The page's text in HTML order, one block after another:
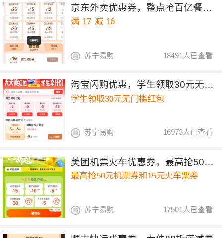
京东外卖优惠券，整点抢百亿餐补17-16券
满 17 减 16
18491人已查看
苏宁易购
淘宝闪购优惠，学生领取30元无门槛红包
学生领取30元无门槛红包
16973人已查看
苏宁易购
美团机票火车优惠券，最高抢50元机票券和15元火车票券
最高抢50元机票券和15元火车票券
17501人已查看
苏宁易购